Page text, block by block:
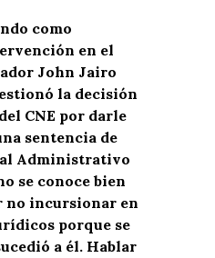
como
en el
John Jairo
la decisión
CNE por darle
sentencia de
Administrativo
se conoce bien
no incursionar en
porque se
a él. Hablar